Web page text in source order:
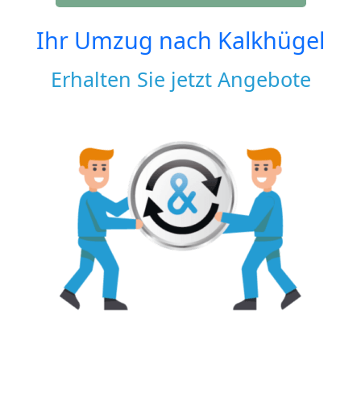
Ihr Umzug nach Kalkhügel
Erhalten Sie jetzt Angebote